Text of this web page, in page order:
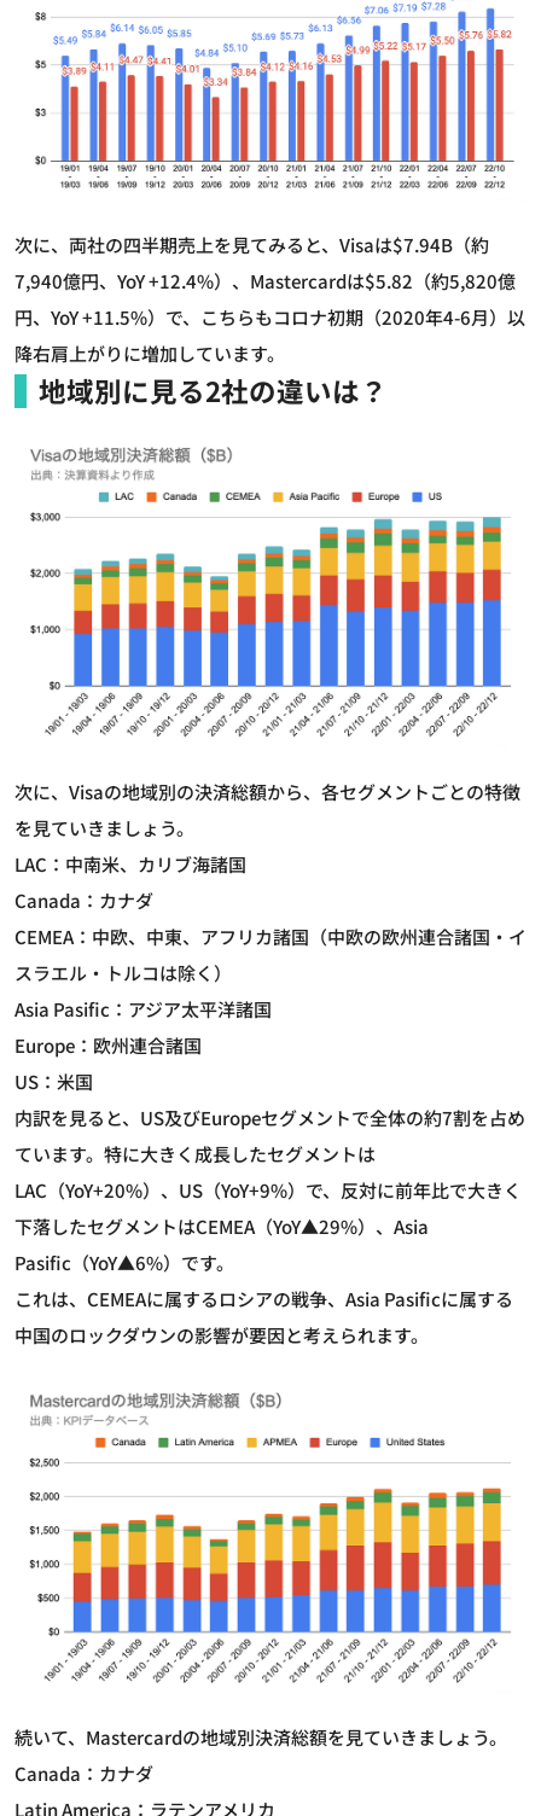
次に、両社の四半期売上を見てみると、Visaは$7.94B（約
7,940億円、YoY +12.4%）、Mastercardは$5.82（約5,820億
円、YoY +11.5%）で、こちらもコロナ初期（2020年4-6月）以
降右肩上がりに増加しています。
地域別に見る2社の違いは？
次に、Visaの地域別の決済総額から、各セグメントごとの特徴
を見ていきましょう。
LAC：中南米、カリブ海諸国
Canada：カナダ
CEMEA：中欧、中東、アフリカ諸国（中欧の欧州連合諸国・イ
スラエル・トルコは除く）
Asia Pasific：アジア太平洋諸国
Europe：欧州連合諸国
US：米国
内訳を見ると、US及びEuropeセグメントで全体の約7割を占め
ています。特に大きく成長したセグメントは
LAC（YoY+20%）、US（YoY+9%）で、反対に前年比で大きく
下落したセグメントはCEMEA（YoY▲29%）、Asia
Pasific（YoY▲6%）です。
これは、CEMEAに属するロシアの戦争、Asia Pasificに属する
中国のロックダウンの影響が要因と考えられます。
続いて、Mastercardの地域別決済総額を見ていきましょう。
Canada：カナダ
Latin America：ラテンアメリカ